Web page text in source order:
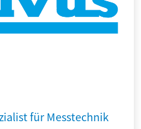
für Messtechnik